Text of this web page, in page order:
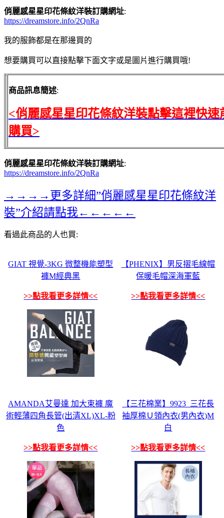
俏麗感星星印花條紋洋裝訂購網址:
https://dreamstore.info/2QnRa
我的服飾都是在那邊買的
想要購買可以直接點擊下面文字或是圖片進行購買哦!
商品訊息簡述:
<俏麗感星星印花條紋洋裝點擊這裡快速
購買>
俏麗感星星印花條紋洋裝訂購網址:
https://dreamstore.info/2QnRa
→→→→更多詳細”俏麗感星星印花條紋洋
裝”介紹請點我←←←←←
看過此商品的人也買:
GIAT 視覺-3KG 微整機能塑型
褲M經典黑
>>點我看更多詳情<<
【PHENIX】男反摺毛線帽
保暖毛帽深海軍藍
>>點我看更多詳情<<
AMANDA艾曼達 加大束褲 魔
術輕薄四角長管(出清XL)XL-粉
色
>>點我看更多詳情<<
【三花棉業】9923_三花長
袖厚棉Ｕ領內衣(男內衣)M
白
>>點我看更多詳情<<